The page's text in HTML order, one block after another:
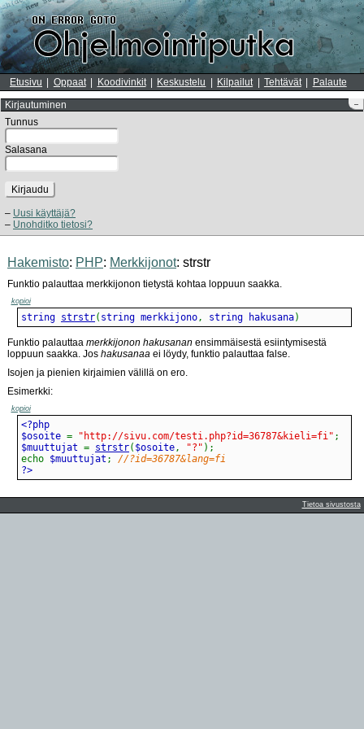
Etusivu Oppaat Koodivinkit Keskustelu Kilpailut Tehtävät Palaute
–
Kirjautuminen
Tunnus
Salasana
Kirjaudu
Uusi käyttäjä?
Unohditko tietosi?
Hakemisto: PHP: Merkkijonot: strstr
Funktio palauttaa merkkijonon tietystä kohtaa loppuun saakka.
kopioi
string strstr( string merkkijono, string hakusana)
Funktio palauttaa merkkijonon hakusanan ensimmäisestä esiintymisestä
loppuun saakka. Jos hakusanaa ei löydy, funktio palauttaa false.
Isojen ja pienien kirjaimien välillä on ero.
Esimerkki:
kopioi
$osoite = "http://sivu.com/testi.php?id=36787&kieli=fi" ;
$muuttujat = strstr( $osoite, "?" ) ;
echo $muuttujat ;
//?id=36787&lang=fi
?>
Tietoa sivustosta